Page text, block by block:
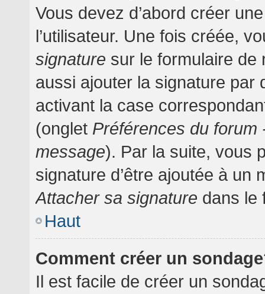
Vous devez d’abord créer
l’utilisateur. Une fois créée,
signature sur le formulaire de
aussi ajouter la signature par
activant la case
(onglet Préférences du
message). Par la suite, vous
signature d’être ajoutée à un
Attacher sa signature dans le
Haut
Comment créer un
Il est facile de créer un